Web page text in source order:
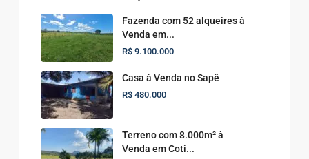
Fazenda com 52 alqueires à
Venda em...
R$ 9.100.000
Casa à Venda no Sapê
R$ 480.000
Terreno com 8.000m² à
Venda em Coti...